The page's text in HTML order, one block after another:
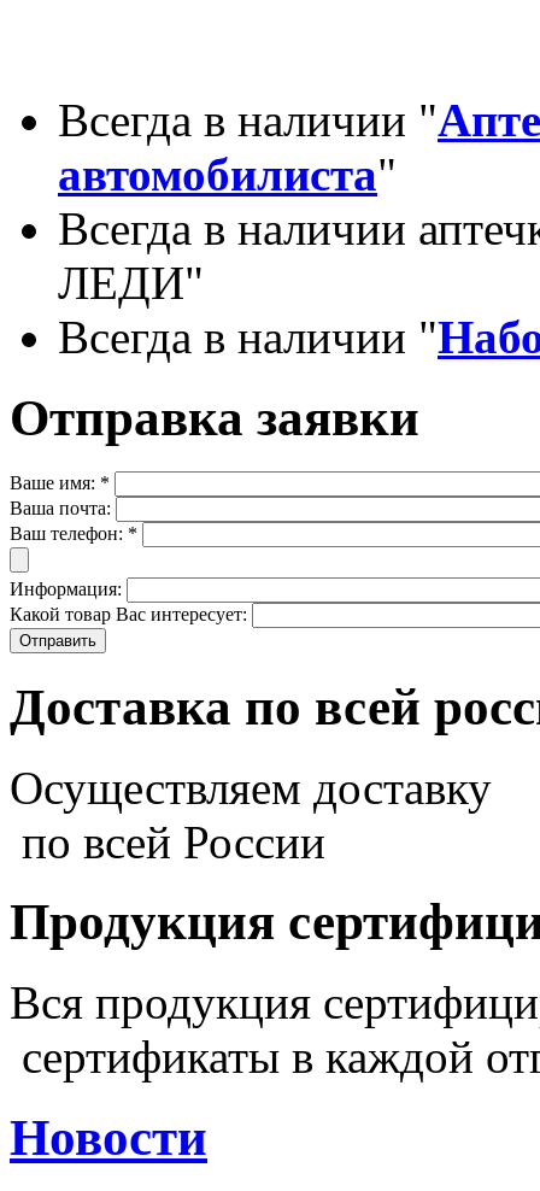
Всегда в наличии "
автомобилиста"
Всегда в наличии
ЛЕДИ"
Всегда в наличии "
Отправка заявки
Ваше имя: *
Ваша почта:
Ваш телефон: *
Информация:
Какой товар Вас интересует:
Доставка по всей
Осуществляем доставку
по всей России
Продукция
Вся продукция
сертификаты в каждой
Новости